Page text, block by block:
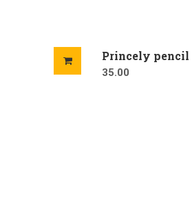
Princely pencil
35.00